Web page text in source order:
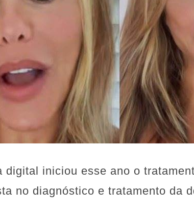
digital iniciou esse ano o
no diagnóstico e tratamento da